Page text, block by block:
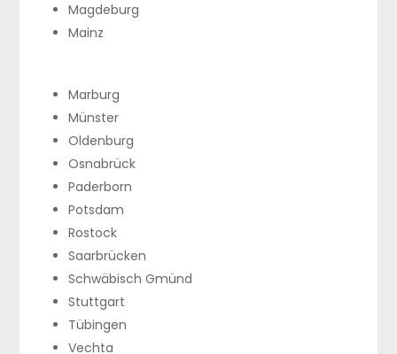
Magdeburg
Mainz
Marburg
Münster
Oldenburg
Osnabrück
Paderborn
Potsdam
Rostock
Saarbrücken
Schwäbisch Gmünd
Stuttgart
Tübingen
Vechta